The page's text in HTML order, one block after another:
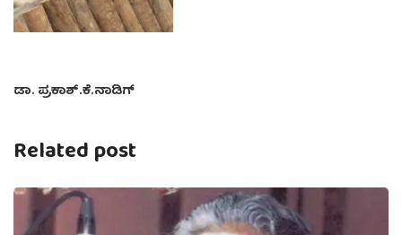
ಡಾ. ಪ್ರಕಾಶ್.ಕೆ.ನಾಡಿಗ್
Related post